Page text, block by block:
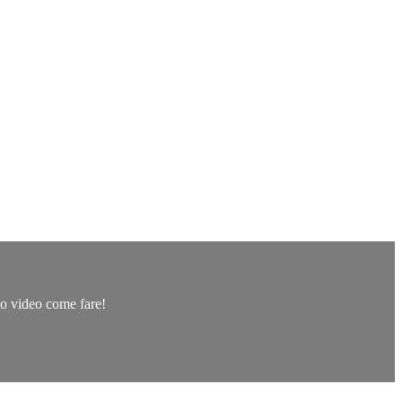
video come fare!